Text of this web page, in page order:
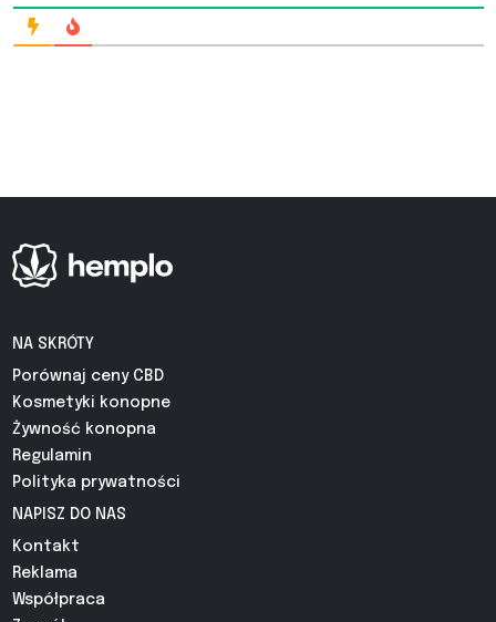
NA SKRÓTY
Porównaj ceny CBD
Kosmetyki konopne
Żywność konopna
Regulamin
Polityka prywatności
NAPISZ DO NAS
Kontakt
Reklama
Współpraca